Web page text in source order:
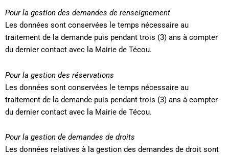
Pour la gestion des demandes de renseignement
Les données sont conservées le temps nécessaire au
traitement de la demande puis pendant trois (3) ans à compter
du dernier contact avec la Mairie de Técou.
Pour la gestion des réservations
Les données sont conservées le temps nécessaire au
traitement de la demande puis pendant trois (3) ans à compter
du dernier contact avec la Mairie de Técou.
Pour la gestion de demandes de droits
Les données relatives à la gestion des demandes de droit sont